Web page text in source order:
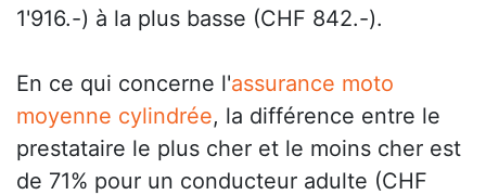
1'916.-) à la plus basse (CHF 842.-).
En ce qui concerne l'assurance moto
moyenne cylindrée, la différence entre le
prestataire le plus cher et le moins cher est
de 71% pour un conducteur adulte (CHF